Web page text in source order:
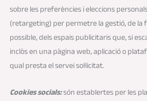
sobre les preferències i eleccions
(retargeting) per permetre la gestió, de la
possible, dels espais publicitaris que, si
inclòs en una pàgina web, aplicació o
qual presta el servei sol·licitat.
Cookies socials:són establertes per les